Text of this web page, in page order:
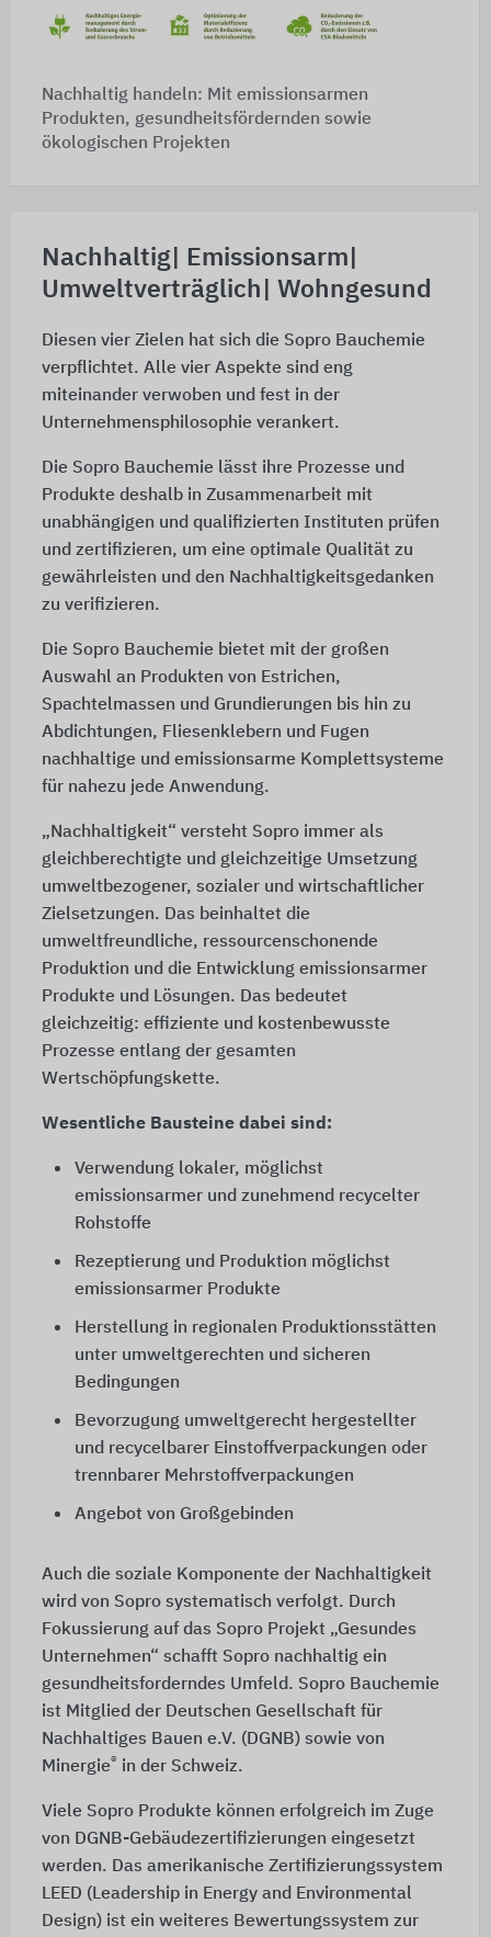
Nachhaltig handeln: Mit emissionsarmen
Produkten, gesundheitsfördernden sowie
ökologischen Projekten
Nachhaltig| Emissionsarm|
Umweltverträglich| Wohngesund
Diesen vier Zielen hat sich die Sopro Bauchemie
verpflichtet. Alle vier Aspekte sind eng
miteinander verwoben und fest in der
Unternehmensphilosophie verankert.
Die Sopro Bauchemie lässt ihre Prozesse und
Produkte deshalb in Zusammenarbeit mit
unabhängigen und qualifizierten Instituten prüfen
und zertifizieren, um eine optimale Qualität zu
gewährleisten und den Nachhaltigkeitsgedanken
zu verifizieren.
Die Sopro Bauchemie bietet mit der großen
Auswahl an Produkten von Estrichen,
Spachtelmassen und Grundierungen bis hin zu
Abdichtungen, Fliesenklebern und Fugen
nachhaltige und emissionsarme Komplettsysteme
für nahezu jede Anwendung.
„Nachhaltigkeit“ versteht Sopro immer als
gleichberechtigte und gleichzeitige Umsetzung
umweltbezogener, sozialer und wirtschaftlicher
Zielsetzungen. Das beinhaltet die
umweltfreundliche, ressourcenschonende
Produktion und die Entwicklung emissionsarmer
Produkte und Lösungen. Das bedeutet
gleichzeitig: effiziente und kostenbewusste
Prozesse entlang der gesamten
Wertschöpfungskette.
Wesentliche Bausteine dabei sind:
Verwendung lokaler, möglichst
emissionsarmer und zunehmend recycelter
Rohstoffe
Rezeptierung und Produktion möglichst
emissionsarmer Produkte
Herstellung in regionalen Produktionsstätten
unter umweltgerechten und sicheren
Bedingungen
Bevorzugung umweltgerecht hergestellter
und recycelbarer Einstoffverpackungen oder
trennbarer Mehrstoffverpackungen
Angebot von Großgebinden
Auch die soziale Komponente der Nachhaltigkeit
wird von Sopro systematisch verfolgt. Durch
Fokussierung auf das Sopro Projekt „Gesundes
Unternehmen“ schafft Sopro nachhaltig ein
gesundheitsforderndes Umfeld. Sopro Bauchemie
ist Mitglied der Deutschen Gesellschaft für
Nachhaltiges Bauen e.V. (DGNB) sowie von
Minergie® in der Schweiz.
Viele Sopro Produkte können erfolgreich im Zuge
von DGNB-Gebäudezertifizierungen eingesetzt
werden. Das amerikanische Zertifizierungssystem
LEED (Leadership in Energy and Environmental
Design) ist ein weiteres Bewertungssystem zur